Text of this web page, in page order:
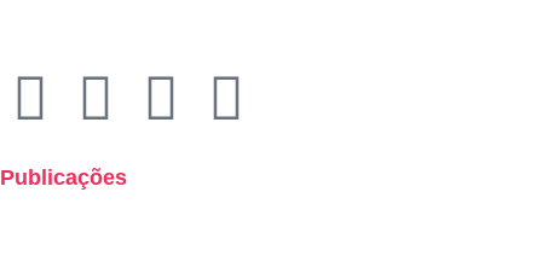
Publicações